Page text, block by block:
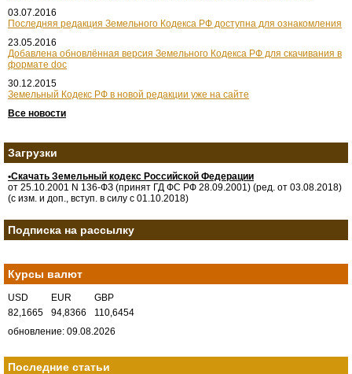
03.07.2016
Последняя редакция Земельного Кодекса РФ доступна для ознакомления
23.05.2016
Добавлена обновлённая версия Земельного Кодекса РФ для скачивания в
формате doc
30.12.2015
Земельный Кодекс РФ в новой редакции уже на сайте
Все новости
Загрузки
•Скачать Земельный кодекс Российской Федерации
от 25.10.2001 N 136-ФЗ (принят ГД ФС РФ 28.09.2001) (ред. от 03.08.2018)
(с изм. и доп., вступ. в силу с 01.10.2018)
Подписка на рассылку
Курсы валют
USD EUR
GBP
82,1665
94,8366
110,6454
обновление: 09.08.2026
Последние статьи